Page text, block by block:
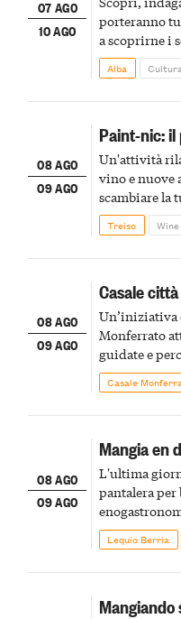
07 AGO
10 AGO
porteranno
a scoprirne i
Alba
08 AGO
09 AGO
Paint-nic:
Un'attività
vino e nuove
scambiare la
Treiso
08 AGO
09 AGO
Casale
Un’iniziativa
Monferrato
guidate e
Casale
08 AGO
09 AGO
Mangia en
L'ultima
pantalera
pirotecnico
Lequio Berria
Mangiando